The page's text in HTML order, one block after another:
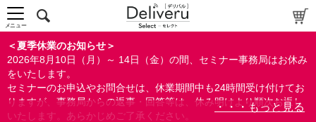
ダイバーシティ＆インクルージョン
営業/マーケティング
ビジネススキル
検定/資格
リベラル/アーツ(教養)
＜夏季休業のお知らせ＞
2026年8月10日（月）～ 14日（金）の間、セミナー事務局はお休み
をいたします。
セミナーのお申込やお問合せは、休業期間中も24時間受け付けてお
りますが、事務局からの返事・回答等は、休み明けより順次お返し
いたします。あらかじめご了承ください。
メニュー